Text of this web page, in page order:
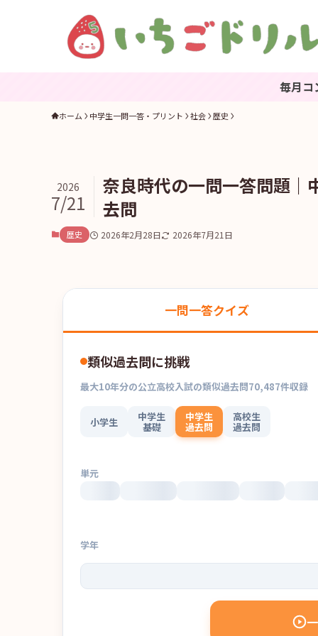
毎月コンテンツを
ホーム 中学生一問一答・プリント 社会 歴史
奈良時代の一問一答問題｜
去問
2026
7/21
歴史 2026年2月28日 2026年7月21日
一問一答クイズ
類似過去問に挑戦
最大10年分の公立高校入試の類似過去問70,487件収録
小学生 中学生
基礎
中学生
過去問
高校生
過去問
単元
学年